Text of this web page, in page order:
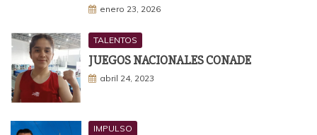
enero 23, 2026
TALENTOS
JUEGOS NACIONALES CONADE
abril 24, 2023
IMPULSO